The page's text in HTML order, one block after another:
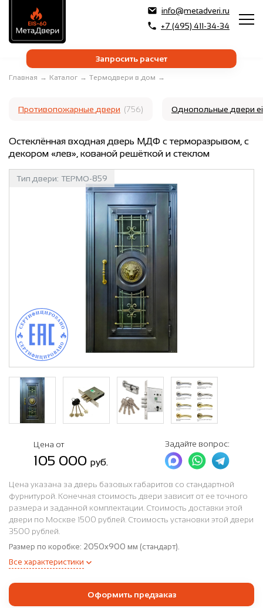
info@metadveri.ru
+7 (495) 411-34-34
Запросить расчет
Главная → Каталог → Термодвери в дом →
Противопожарные двери (756) Однопольные двери
Остеклённая входная дверь МДФ с терморазрывом, с
декором «лев», кованой решёткой и стеклом
Тип двери: ТЕРМО-859
Цена от
105 000руб.
Задайте вопрос:
Цена указана за дверь базовых габаритов со стандартной
фурнитурой. Конечная стоимость двери зависит от ее точного
размера и заданной комплектации. Стоимость доставки этой
двери по Москве 1500 рублей. Стоимость установки этой двери
3500 рублей.
Размер по коробке: 2050x900 мм (стандарт).
Все характеристики
Оформить предзаказ